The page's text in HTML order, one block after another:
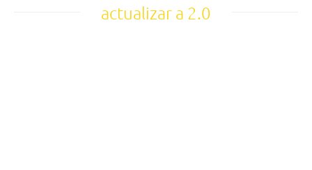
actualizar a 2.0